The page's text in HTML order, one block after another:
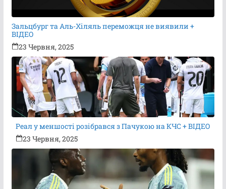
Зальцбург та Аль-Хіляль переможця не виявили +
ВІДЕО
23 Червня, 2025
Реал у меншості розібрався з Пачукою на КЧС + ВІДЕО
23 Червня, 2025